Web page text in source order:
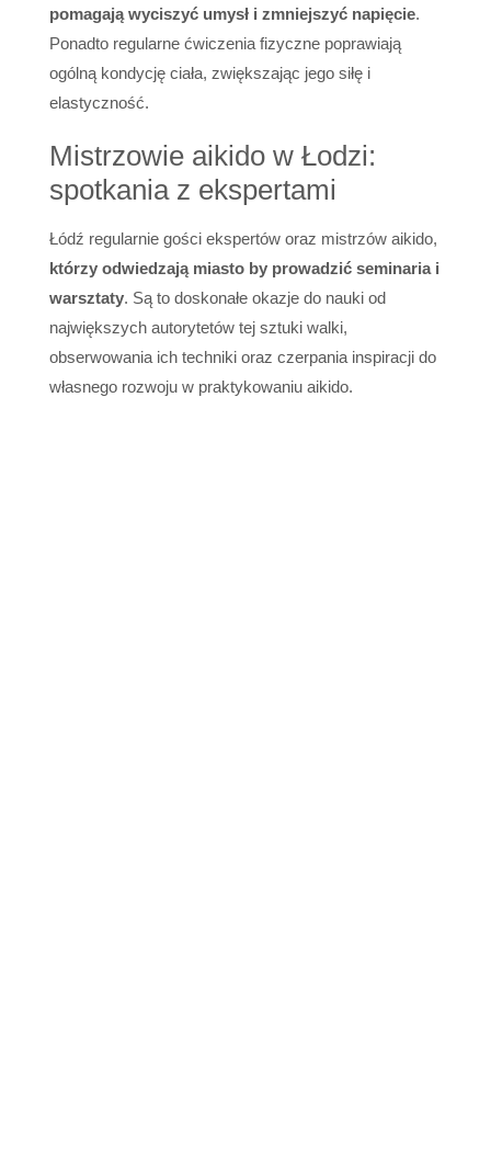
pomagają wyciszyć umysł i zmniejszyć napięcie.
Ponadto regularne ćwiczenia fizyczne poprawiają
ogólną kondycję ciała, zwiększając jego siłę i
elastyczność.
Mistrzowie aikido w Łodzi:
spotkania z ekspertami
Łódź regularnie gości ekspertów oraz mistrzów aikido,
którzy odwiedzają miasto by prowadzić seminaria i
warsztaty. Są to doskonałe okazje do nauki od
największych autorytetów tej sztuki walki,
obserwowania ich techniki oraz czerpania inspiracji do
własnego rozwoju w praktykowaniu aikido.